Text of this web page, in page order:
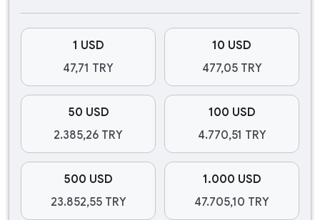
1 USD
47,71 TRY
10 USD
477,05 TRY
50 USD
2.385,26 TRY
100 USD
4.770,51 TRY
500 USD
23.852,55 TRY
1.000 USD
47.705,10 TRY